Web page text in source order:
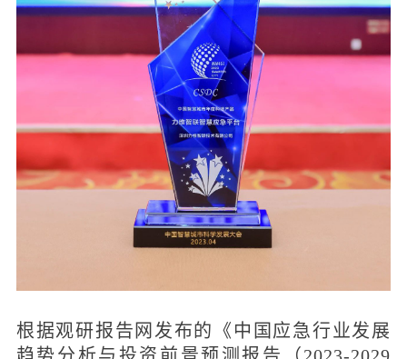
根据观研报告网发布的《中国应急行业发展